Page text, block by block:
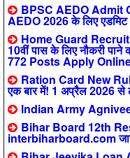
BPSC AEDO Admit
AEDO 2026 के लिए एडमिट
Home Guard
10वीं पास के लिए नौकरी
772 Posts Apply
Ration Card New
एक बार में! 1 अप्रैल 2026 से
Indian Army
Bihar Board 12th
interbiharboard.com